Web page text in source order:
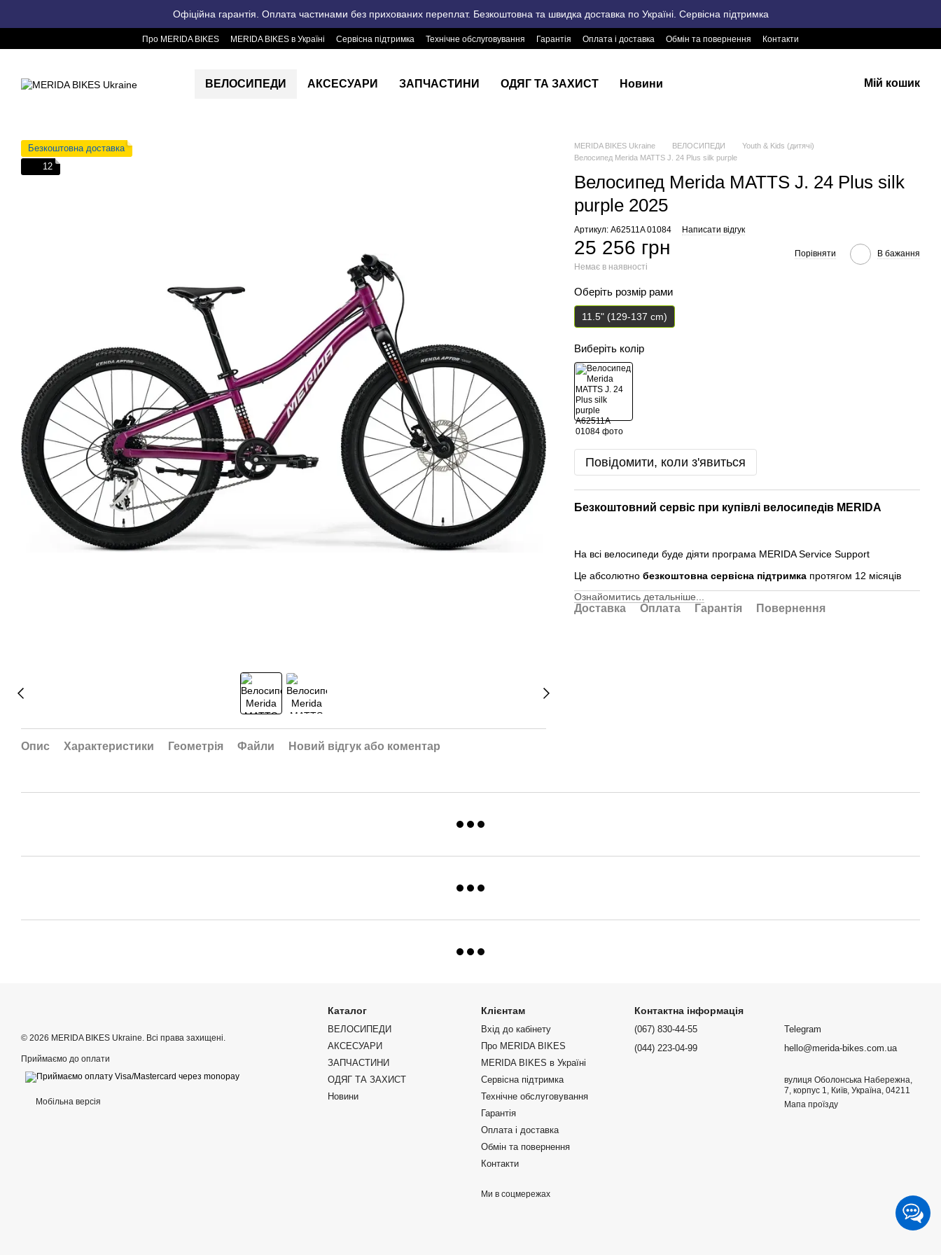
Офіційна гарантія. Оплата частинами без прихованих переплат. Безкоштовна та швидка доставка по Україні. Сервісна підтримка
Про MERIDA BIKES MERIDA BIKES в Україні Сервісна підтримка Технічне обслуговування Гарантія Оплата і доставка Обмін та повернення Контакти
ВЕЛОСИПЕДИ АКСЕСУАРИ ЗАПЧАСТИНИ ОДЯГ ТА ЗАХИСТ Новини Мій кошик
Безкоштовна доставка
12
Опис Характеристики Геометрія Файли Новий відгук або коментар
MERIDA BIKES Ukraine ВЕЛОСИПЕДИ
Youth & Kids (дитячі)
Велосипед Merida MATTS J. 24 Plus silk purple
Велосипед Merida MATTS J. 24 Plus silk
purple 2025
Артикул: A62511A 01084 Написати відгук
25 256 грн
Немає в наявності
Порівняти В бажання
Оберіть розмір рами
11.5" (129-137 cm)
Виберіть колір
Повідомити, коли з'явиться
Безкоштовний сервіс при купівлі велосипедів MERIDA
На всі велосипеди буде діяти програма MERIDA Service Support
Це абсолютнобезкоштовна сервісна підтримка протягом 12 місяців
Ознайомитись детальніше...
Доставка Оплата Гарантія Повернення
© 2026 MERIDA BIKES Ukraine. Всі права захищені.
Приймаємо до оплати
Мобільна версія
Каталог
ВЕЛОСИПЕДИ
АКСЕСУАРИ
ЗАПЧАСТИНИ
ОДЯГ ТА ЗАХИСТ
Новини
Клієнтам
Вхід до кабінету
Про MERIDA BIKES
MERIDA BIKES в Україні
Сервісна підтримка
Технічне обслуговування
Гарантія
Оплата і доставка
Обмін та повернення
Контакти
Ми в соцмережах
Контактна інформація
(067) 830-44-55
(044) 223-04-99
Telegram
hello@merida-bikes.com.ua
вулиця Оболонська Набережна,
7, корпус 1, Київ, Україна, 04211
Мапа проїзду